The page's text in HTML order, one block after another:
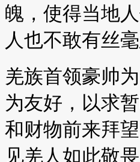
魄，使得当地
人也不敢有丝毫
羌族首领豪帅
为友好，以求
和财物前来拜
见羌人如此敬